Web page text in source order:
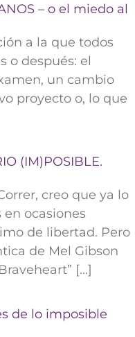
– o el miedo al
a la que todos
o después: el
un cambio
proyecto o, lo que
(IM)POSIBLE.
creo que ya lo
ocasiones
de libertad. Pero
de Mel Gibson
[...]
de lo imposible